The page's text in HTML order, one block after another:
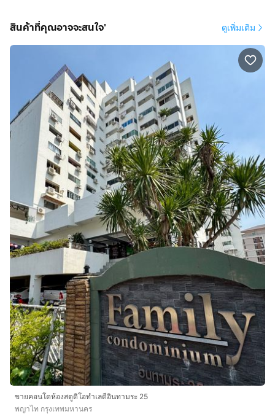
สินค้าที่คุณอาจจะสนใจ' ดูเพิ่มเติม
ขายคอนโดห้องสตูดิโอทำเลดีอินทามระ 25
พญาไท กรุงเทพมหานคร